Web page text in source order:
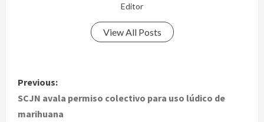
Editor
View All Posts
P
o
Previous:
SCJN avala permiso colectivo para uso lúdico de
marihuana